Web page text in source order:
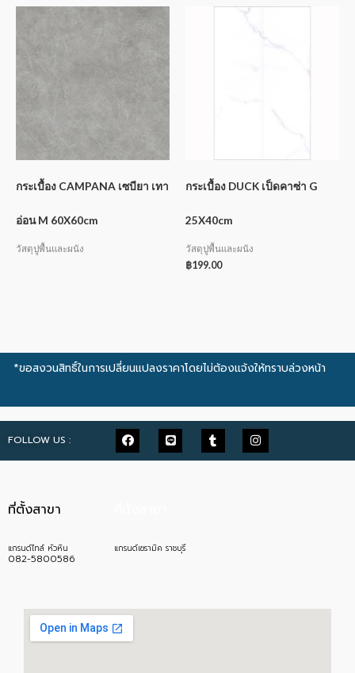
กระเบื้อง CAMPANA เซบียา เทา
อ่อน M 60X60cm
วัสดุปูพื้นและผนัง
กระเบื้อง DUCK เป็ดคาซ่า G
25X40cm
วัสดุปูพื้นและผนัง
฿199.00
*ขอสงวนสิทธิ์ในการเปลี่ยนแปลงราคาโดยไม่ต้องแจ้งให้ทราบล่วงหน้า
FOLLOW US :
ที่ตั้งสาขา
แกรนด์ไทล์ หัวหิน
082-5800586
แกรนด์เซรามิค ราชบุรี